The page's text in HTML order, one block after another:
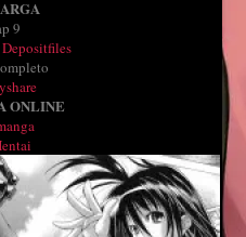
9
Depositfiles
ONLINE